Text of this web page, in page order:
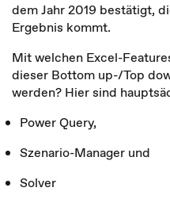
dem Jahr 2019 bestätigt,
Ergebnis kommt.
Mit welchen Excel-
dieser Bottom up-/Top
werden? Hier sind
Power Query,
Szenario-Manager und
Solver